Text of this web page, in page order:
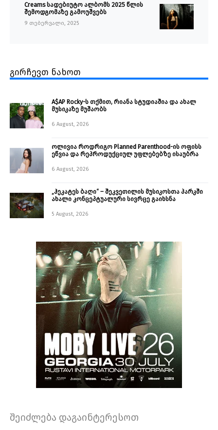
Creams სადებიუტო ალბომს 2025 წლის
შემოდგომაზე გამოუშვებს
9 თებერვალი, 2025
გირჩევთ ნახოთ
A$AP Rocky-ს თქმით, რიანა სტუდიაშია და ახალ
მუსიკაზე მუშაობს
6 August, 2026
ოლივია როდრიგო Planned Parenthood-ის ოფისს
ეწვია და რეპროდუქციულ უფლებებზე ისაუბრა
6 August, 2026
„ჰეკატეს ბაღი“ – შეკვეთილის მუსიკოსთა პარკში
ახალი კონცეპტუალური სივრცე გაიხსნა ￼
5 August, 2026
შეიძლება დაგაინტერესოთ